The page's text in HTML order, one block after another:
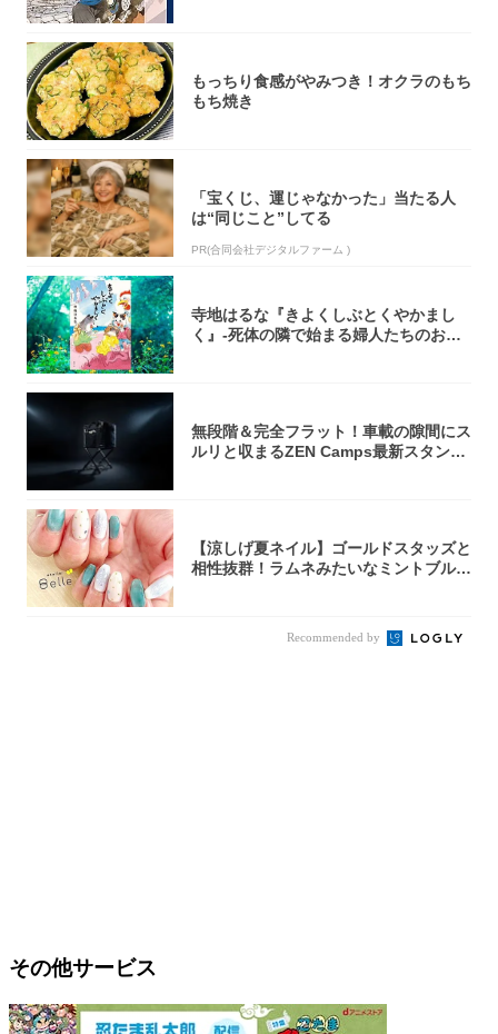
もっちり食感がやみつき！オクラのもち
もち焼き
「宝くじ、運じゃなかった」当たる人
は“同じこと”してる
PR(合同会社デジタルファーム )
寺地はるな『きよくしぶとくやかまし
く』-死体の隣で始まる婦人たちのお茶
無段階＆完全フラット！車載の隙間にス
ルリと収まるZEN Camps最新スタンド
【涼しげ夏ネイル】ゴールドスタッズと
相性抜群！ラムネみたいなミントブルー
Recommended by
その他サービス